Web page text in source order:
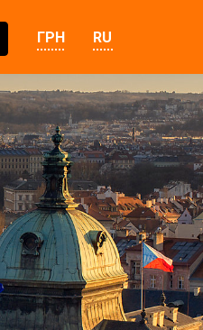
ГРН RU